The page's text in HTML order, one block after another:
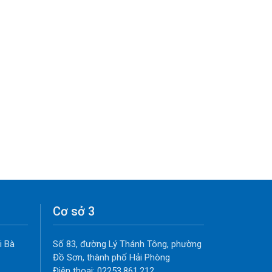
Bà
Cơ sở 3
Số 83, đường Lý Thánh Tông, phường
Đồ Sơn, thành phố Hải Phòng